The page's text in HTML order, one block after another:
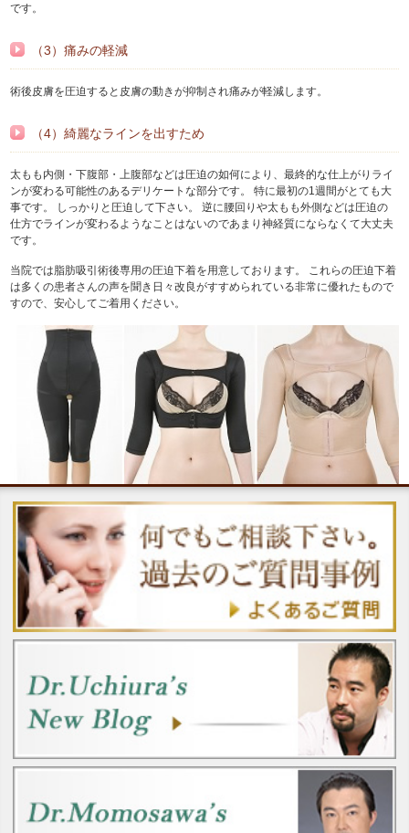
です。
（3）痛みの軽減
術後皮膚を圧迫すると皮膚の動きが抑制され痛みが軽減します。
（4）綺麗なラインを出すため
太もも内側・下腹部・上腹部などは圧迫の如何により、最終的な仕上がりライ
ンが変わる可能性のあるデリケートな部分です。 特に最初の1週間がとても大
事です。 しっかりと圧迫して下さい。 逆に腰回りや太もも外側などは圧迫の
仕方でラインが変わるようなことはないのであまり神経質にならなくて大丈夫
です。
当院では脂肪吸引術後専用の圧迫下着を用意しております。 これらの圧迫下着
は多くの患者さんの声を聞き日々改良がすすめられている非常に優れたもので
すので、安心してご着用ください。